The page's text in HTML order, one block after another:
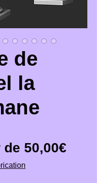
de
la
de 50,00€